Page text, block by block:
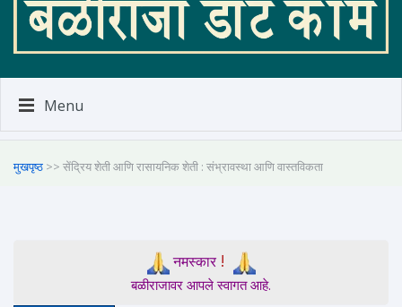
Menu
मुखपृष्ठ >> सेंद्रिय शेती आणि रासायनिक शेती : संभ्रावस्था आणि वास्तविकता
नमस्कार!
बळीराजावर आपले स्वागत आहे.